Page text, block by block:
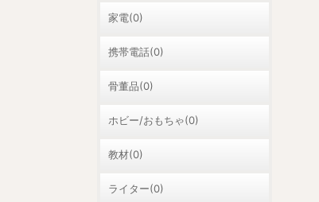
家電(0)
携帯電話(0)
骨董品(0)
ホビー/おもちゃ(0)
教材(0)
ライター(0)